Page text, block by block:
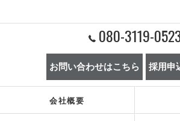
080-3119-
お問い合わせはこちら 採用申
会社概要